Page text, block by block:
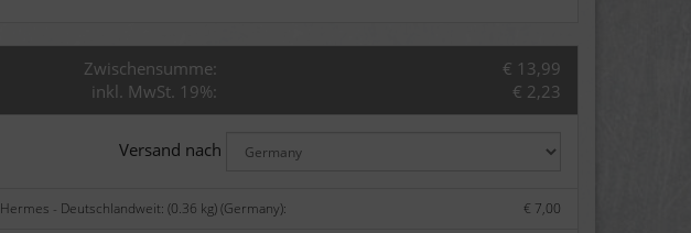
Zwischensumme:
€ 13,99
inkl. MwSt. 19%:
€ 2,23
Versand nach
Hermes - Deutschlandweit: (0.36 kg) (Germany): € 7,00